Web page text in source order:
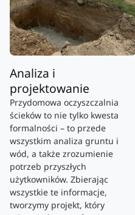
Analiza i
projektowanie
Przydomowa oczyszczalnia
ścieków to nie tylko kwesta
formalności – to przede
wszystkim analiza gruntu i
wód, a także zrozumienie
potrzeb przyszłych
użytkowników. Zbierając
wszystkie te informacje,
tworzymy projekt, który